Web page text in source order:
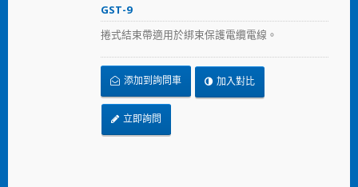
GST-9
捲式結束帶適用於綁束保護電纜電線。
添加到詢問車 加入對比
立即詢問